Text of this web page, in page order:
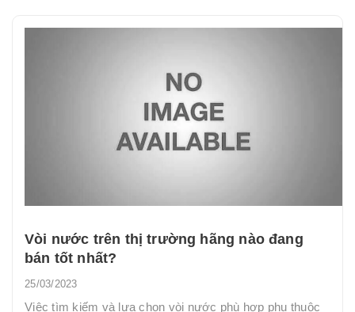
Vòi nước trên thị trường hãng nào đang
bán tốt nhất?
25/03/2023
Việc tìm kiếm và lựa chọn vòi nước phù hợp phụ thuộc